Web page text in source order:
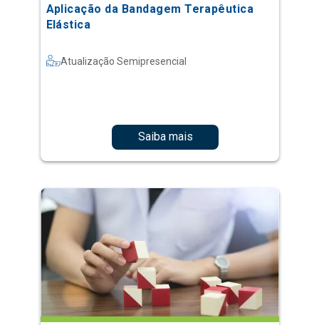
Aplicação da Bandagem Terapêutica
Elástica
Atualização Semipresencial
Saiba mais